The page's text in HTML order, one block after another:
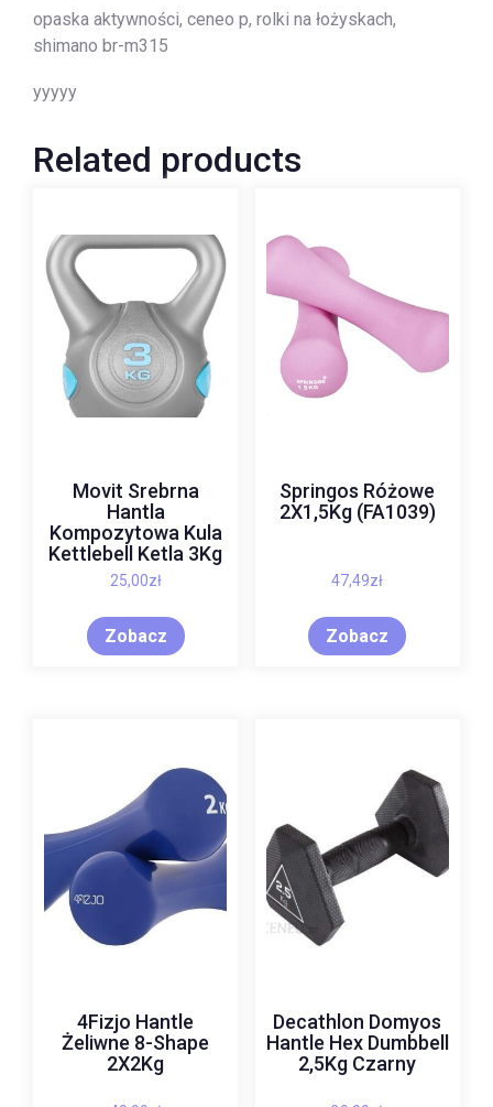
opaska aktywności, ceneo p, rolki na łożyskach,
shimano br-m315
yyyyy
Related products
Movit Srebrna
Hantla
Kompozytowa Kula
Kettlebell Ketla 3Kg
25,00zł
Zobacz
Springos Różowe
2X1,5Kg (FA1039)
47,49zł
Zobacz
4Fizjo Hantle
Żeliwne 8-Shape
2X2Kg
Decathlon Domyos
Hantle Hex Dumbbell
2,5Kg Czarny